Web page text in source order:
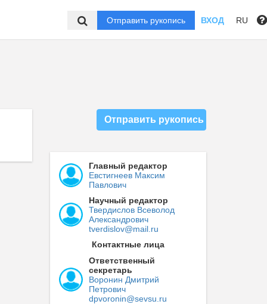
Отправить рукопись ВХОД RU
Отправить рукопись
Главный редактор
Евстигнеев Максим
Павлович
Научный редактор
Твердислов Всеволод
Александрович
tverdislov@mail.ru
Контактные лица
Ответственный
секретарь
Воронин Дмитрий
Петрович
dpvoronin@sevsu.ru